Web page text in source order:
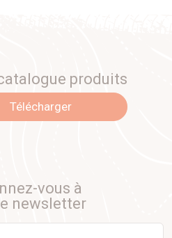
produits
Télécharger
vous à
newsletter